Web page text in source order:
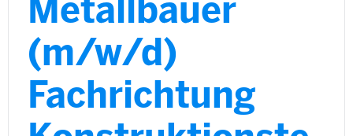
Metallbauer
(m/w/d)
Fachrichtung